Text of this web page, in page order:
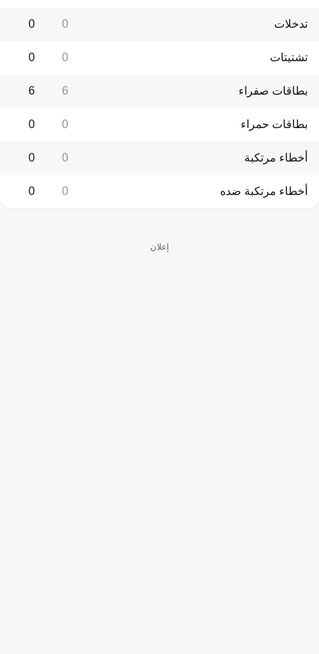
تدخلات 0
0
تشتيتات 0
0
بطاقات صفراء 6
6
بطاقات حمراء 0
0
أخطاء مرتكبة 0
0
أخطاء مرتكبة ضده 0
0
إعلان